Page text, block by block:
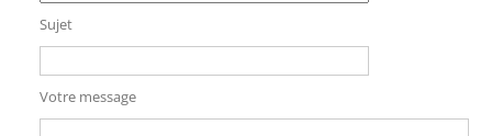
Sujet
Votre message